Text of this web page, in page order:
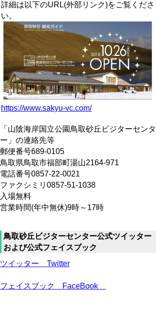
詳細は以下のURL(外部リンク)をご覧くださ
い。
https://www.sakyu-vc.com/
「山陰海岸国立公園鳥取砂丘ビジターセンタ
ー」の連絡先等
郵便番号689-0105
鳥取県鳥取市福部町湯山2164-971
電話番号0857-22-0021
ファクシミリ0857-51-1038
入場無料
営業時間(年中無休)9時～17時
鳥取砂丘ビジターセンター公式ツイッター
および公式フェイスブック
ツイッター Twitter
フェイスブック FaceBook